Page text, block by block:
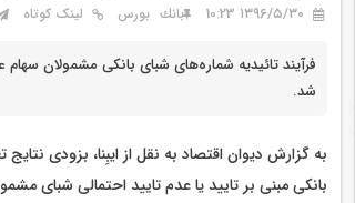
۱۳۹۶/۵/۳۰ 10:23 بانك بورس لینک کوتاه
فرآیند تائیدیه شماره‌های شبای بانکی مشمولان سهام
شد.
به گزارش دیوان اقتصاد به نقل از ایبِنا، بزودی
بانکی مبنی بر تایید یا عدم تایید احتمالی شبای